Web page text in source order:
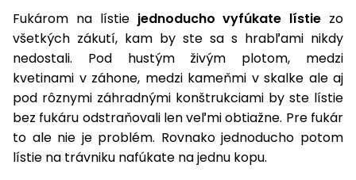
Snežné
frézy
Odhŕňače
a lopaty
na sneh
Postrekovače
a rosiče
Fukárom na lístie jednoducho vyfúkate lístie zo
všetkých zákutí, kam by ste sa s hrabľami nikdy
nedostali. Pod hustým živým plotom, medzi
kvetinami v záhone, medzi kameňmi v skalke ale aj
pod rôznymi záhradnými konštrukciami by ste lístie
bez fukáru odstraňovali len veľmi obtiažne. Pre fukár
to ale nie je problém. Rovnako jednoducho potom
lístie na trávniku nafúkate na jednu kopu.